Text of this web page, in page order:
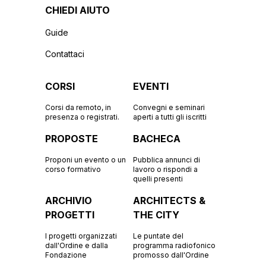
CHIEDI AIUTO
Guide
Contattaci
CORSI
Corsi da remoto, in
presenza o registrati.
EVENTI
Convegni e seminari
aperti a tutti gli iscritti
PROPOSTE
Proponi un evento o un
corso formativo
BACHECA
Pubblica annunci di
lavoro o rispondi a
quelli presenti
ARCHIVIO
PROGETTI
I progetti organizzati
dall'Ordine e dalla
Fondazione
ARCHITECTS &
THE CITY
Le puntate del
programma radiofonico
promosso dall'Ordine